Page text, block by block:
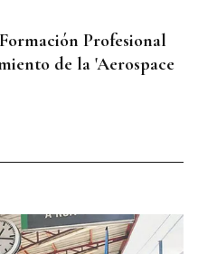
Profesional
de la 'Aerospace